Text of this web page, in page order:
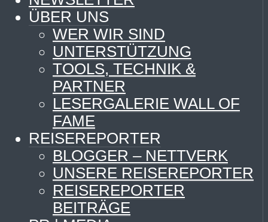
ÜBER UNS
WER WIR SIND
UNTERSTÜTZUNG
TOOLS, TECHNIK &
PARTNER
LESERGALERIE WALL OF
FAME
REISEREPORTER
BLOGGER – NETTVERK
UNSERE REISEREPORTER
REISEREPORTER
BEITRÄGE